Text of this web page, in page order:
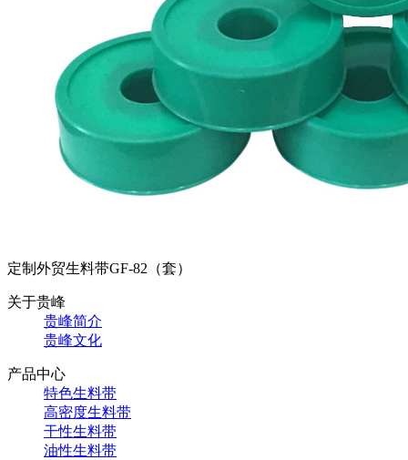
定制外贸生料带GF-82（套）
关于贵峰
贵峰简介
贵峰文化
产品中心
特色生料带
高密度生料带
干性生料带
油性生料带